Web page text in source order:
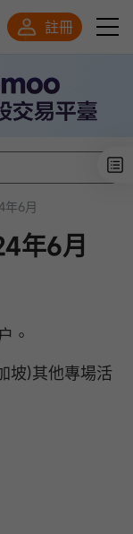
註冊
6月
年6月
。
坡)其他專場活